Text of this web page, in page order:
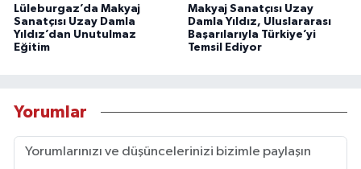
Lüleburgaz’da Makyaj
Sanatçısı Uzay Damla
Yıldız’dan Unutulmaz
Eğitim
Makyaj Sanatçısı Uzay
Damla Yıldız, Uluslararası
Başarılarıyla Türkiye’yi
Temsil Ediyor
Yorumlar